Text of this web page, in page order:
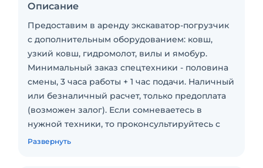
Описание
Предоставим в аренду экскаватор-погрузчик
с дополнительным оборудованием: ковш,
узкий ковш, гидромолот, вилы и ямобур.
Минимальный заказ спецтехники - половина
смены, 3 часа работы + 1 час подачи. Наличный
или безналичный расчет, только предоплата
(возможен залог). Если сомневаетесь в
нужной техники, то проконсультируйтесь с
менеджером по телефону или электронной
Развернуть